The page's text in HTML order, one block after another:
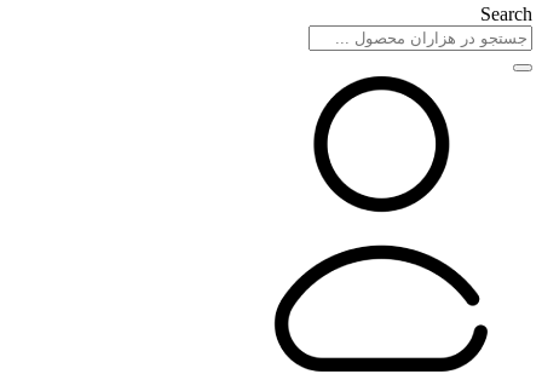
Search